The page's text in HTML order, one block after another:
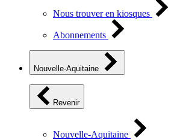
Nous trouver en kiosques
Abonnements
Nouvelle-Aquitaine
Revenir
Nouvelle-Aquitaine